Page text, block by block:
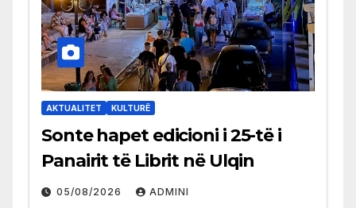
AKTUALITET KULTURË
Sonte hapet edicioni i 25-të i
Panairit të Librit në Ulqin
05/08/2026 ADMINI